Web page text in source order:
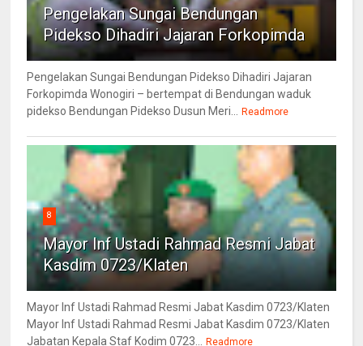
Pengelakan Sungai Bendungan
Pidekso Dihadiri Jajaran Forkopimda
Pengelakan Sungai Bendungan Pidekso Dihadiri Jajaran
Forkopimda Wonogiri – bertempat di Bendungan waduk
pidekso Bendungan Pidekso Dusun Meri... Readmore
8
Mayor Inf Ustadi Rahmad Resmi Jabat
Kasdim 0723/Klaten
Mayor Inf Ustadi Rahmad Resmi Jabat Kasdim 0723/Klaten
Mayor Inf Ustadi Rahmad Resmi Jabat Kasdim 0723/Klaten
Jabatan Kepala Staf Kodim 0723... Readmore